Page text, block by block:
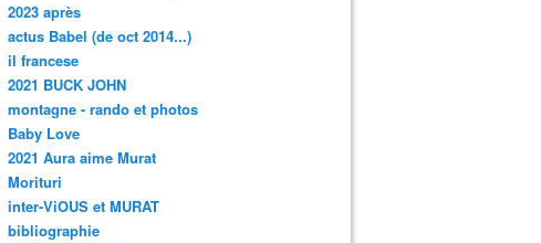
2023 après
actus Babel (de oct 2014...)
il francese
2021 BUCK JOHN
montagne - rando et photos
Baby Love
2021 Aura aime Murat
Morituri
inter-ViOUS et MURAT
bibliographie